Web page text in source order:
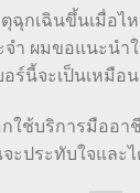
ฉุกเฉินขึ้นเมื่อ
ผมขอแนะนำใ
อร์นี้จะเป็นเห
ใช้บริการมืออา
ะประทับใจและ